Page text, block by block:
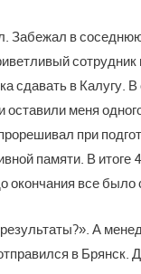
Забежал в
сотрудник
сдавать в Калугу.
меня
при
памяти. В итоге
окончания все было
А
в Брянск.